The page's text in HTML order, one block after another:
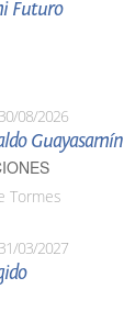
Futuro
30/08/2026
Guayasamín
Tormes
31/03/2027